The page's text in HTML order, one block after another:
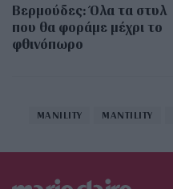
Βερμούδες: Όλα τα στυλ
που θα φοράμε μέχρι το
φθινόπωρο
MANILITY MANTILITY